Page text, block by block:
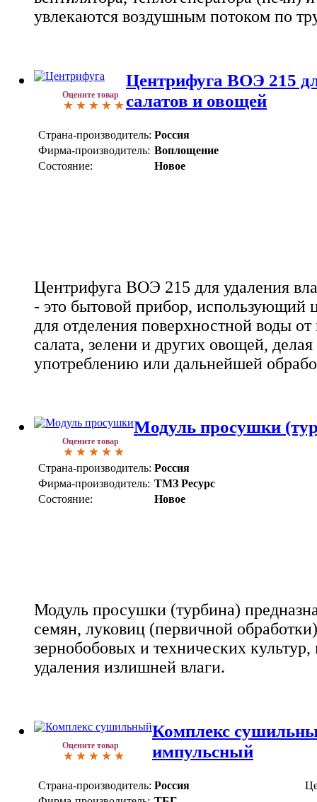
увлекаются воздушным потоком по
Оцените товар
Центрифуга ВОЭ 215
салатов и овощей
Страна-производитель: Россия
Фирма-производитель: Воплощение
Состояние:
Новое
Центрифуга ВОЭ 215 для удаления
- это бытовой прибор, использующий
для отделения поверхностной воды
салата, зелени и других овощей,
употреблению или дальнейшей
Оцените товар
Модуль просушки
Страна-производитель: Россия
Фирма-производитель: ТМЗ Ресурс
Состояние:
Новое
Модуль просушки (турбина)
семян, луковиц (первичной
зернобобовых и технических
удаления излишней влаги.
Оцените товар
Комплекс
импульсный
Страна-производитель: Россия